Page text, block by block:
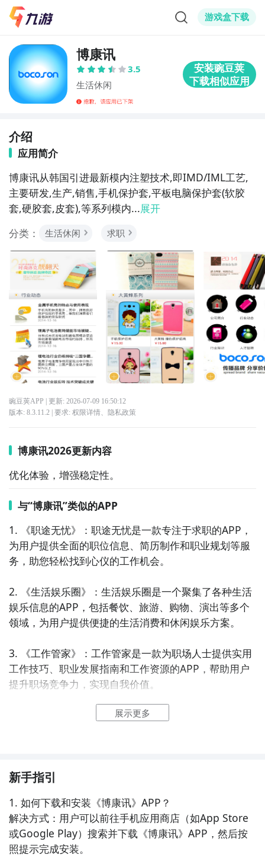
游戏盒下载
博康讯
3.5
生活休闲
介绍
应用简介
博康讯从韩国引进最新模内注塑技术,即IMD/IML工艺,
主要研发,生产,销售,手机保护套,平板电脑保护套(软胶
套,硬胶套,皮套),等系列模内...展开
分类：
生活休闲 求职
豌豆荚APP | 更新: 2026-07-09 16:50:12
版本: 8.3.11.2| 要求: 权限详情、 隐私政策
博康讯2026更新内容
优化体验，增强稳定性。
与“博康讯”类似的APP
1. 《职途无忧》：职途无忧是一款专注于求职的APP，
为用户提供全面的职位信息、简历制作和职业规划等服
务，助您轻松找到心仪的工作机会。
2. 《生活娱乐圈》：生活娱乐圈是一个聚集了各种生活
娱乐信息的APP，包括餐饮、旅游、购物、演出等多个
领域，为用户提供便捷的生活消费和休闲娱乐方案。
3. 《工作管家》：工作管家是一款为职场人士提供实用
工作技巧、职业发展指南和工作资源的APP，帮助用户
提升职场竞争力，实现自我价值。
4. 《生活指南》：生活指南是一款集生活服务、便民信
5. 《职业导航》：职业导航是一款专注于职业规划和职
功能，帮助用户找到适合自己的职业方向。
6. 《生活小帮手》：生活小帮手是一款集合了天气预
报、健康养生、家居装修等多个生活领域信息的APP，
展示更多
新手指引
1. 如何下载和安装《博康讯》APP？
解决方式：用户可以前往手机应用商店（如App Store
或Google Play）搜索并下载《博康讯》APP，然后按
照提示完成安装。